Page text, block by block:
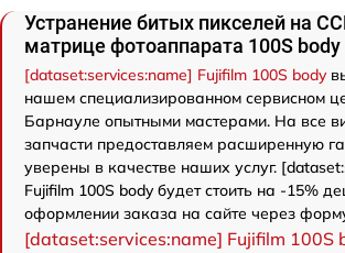
Устранение битых пикселей на
матрице фотоаппарата 100S
[dataset:services:name] Fujifilm 100S body
нашем специализированном сервисном
Барнауле опытными мастерами. На все
запчасти предоставляем расширенную
уверены в качестве наших услуг.
Fujifilm 100S body будет стоить на -15%
оформлении заказа на сайте через
[dataset:services:name] Fujifilm 100S